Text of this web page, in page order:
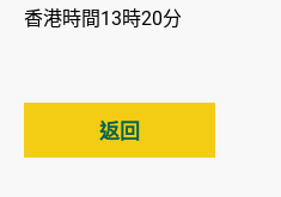
香港時間13時20分
返回